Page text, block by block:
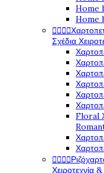
Home
Home
   
Σχέδια
Floral
   
Χειροτεχνία